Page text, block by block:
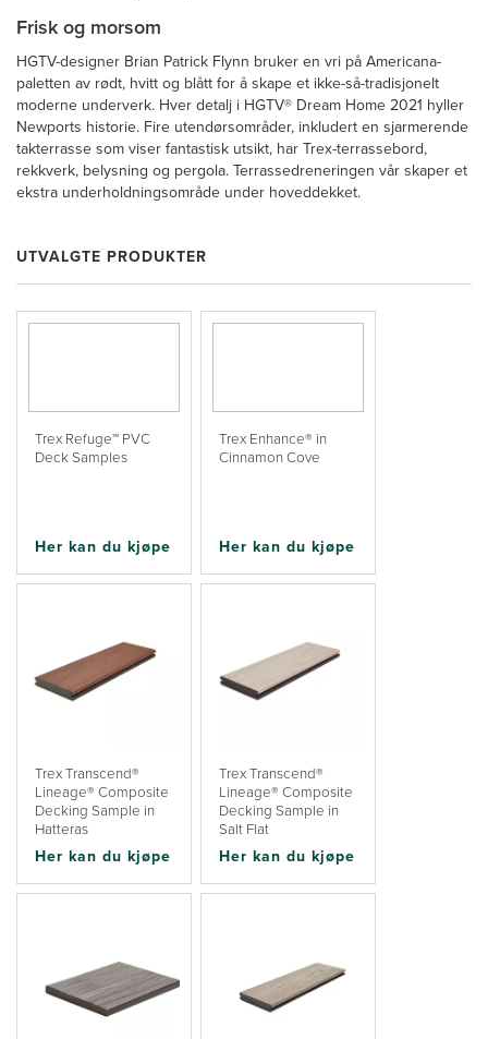
Frisk og morsom
HGTV-designer Brian Patrick Flynn bruker en vri på Americana-
paletten av rødt, hvitt og blått for å skape et ikke-så-tradisjonelt
moderne underverk. Hver detalj i HGTV® Dream Home 2021 hyller
Newports historie. Fire utendørsområder, inkludert en sjarmerende
takterrasse som viser fantastisk utsikt, har Trex-terrassebord,
rekkverk, belysning og pergola. Terrassedreneringen vår skaper et
ekstra underholdningsområde under hoveddekket.
UTVALGTE PRODUKTER
Trex Refuge™ PVC
Deck Samples
Her kan du kjøpe
Trex Enhance® in
Cinnamon Cove
Her kan du kjøpe
Trex Transcend®
Lineage® Composite
Decking Sample in
Hatteras
Her kan du kjøpe
Trex Transcend®
Lineage® Composite
Decking Sample in
Salt Flat
Her kan du kjøpe